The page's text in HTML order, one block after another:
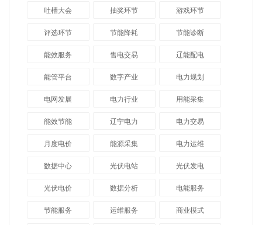
吐槽大会 抽奖环节 游戏环节
评选环节 节能降耗 节能诊断
能效服务 售电交易 辽能配电
能管平台 数字产业 电力规划
电网发展 电力行业 用能采集
能效节能 辽宁电力 电力交易
月度电价 能源采集 电力运维
数据中心 光伏电站 光伏发电
光伏电价 数据分析 电能服务
节能服务 运维服务 商业模式